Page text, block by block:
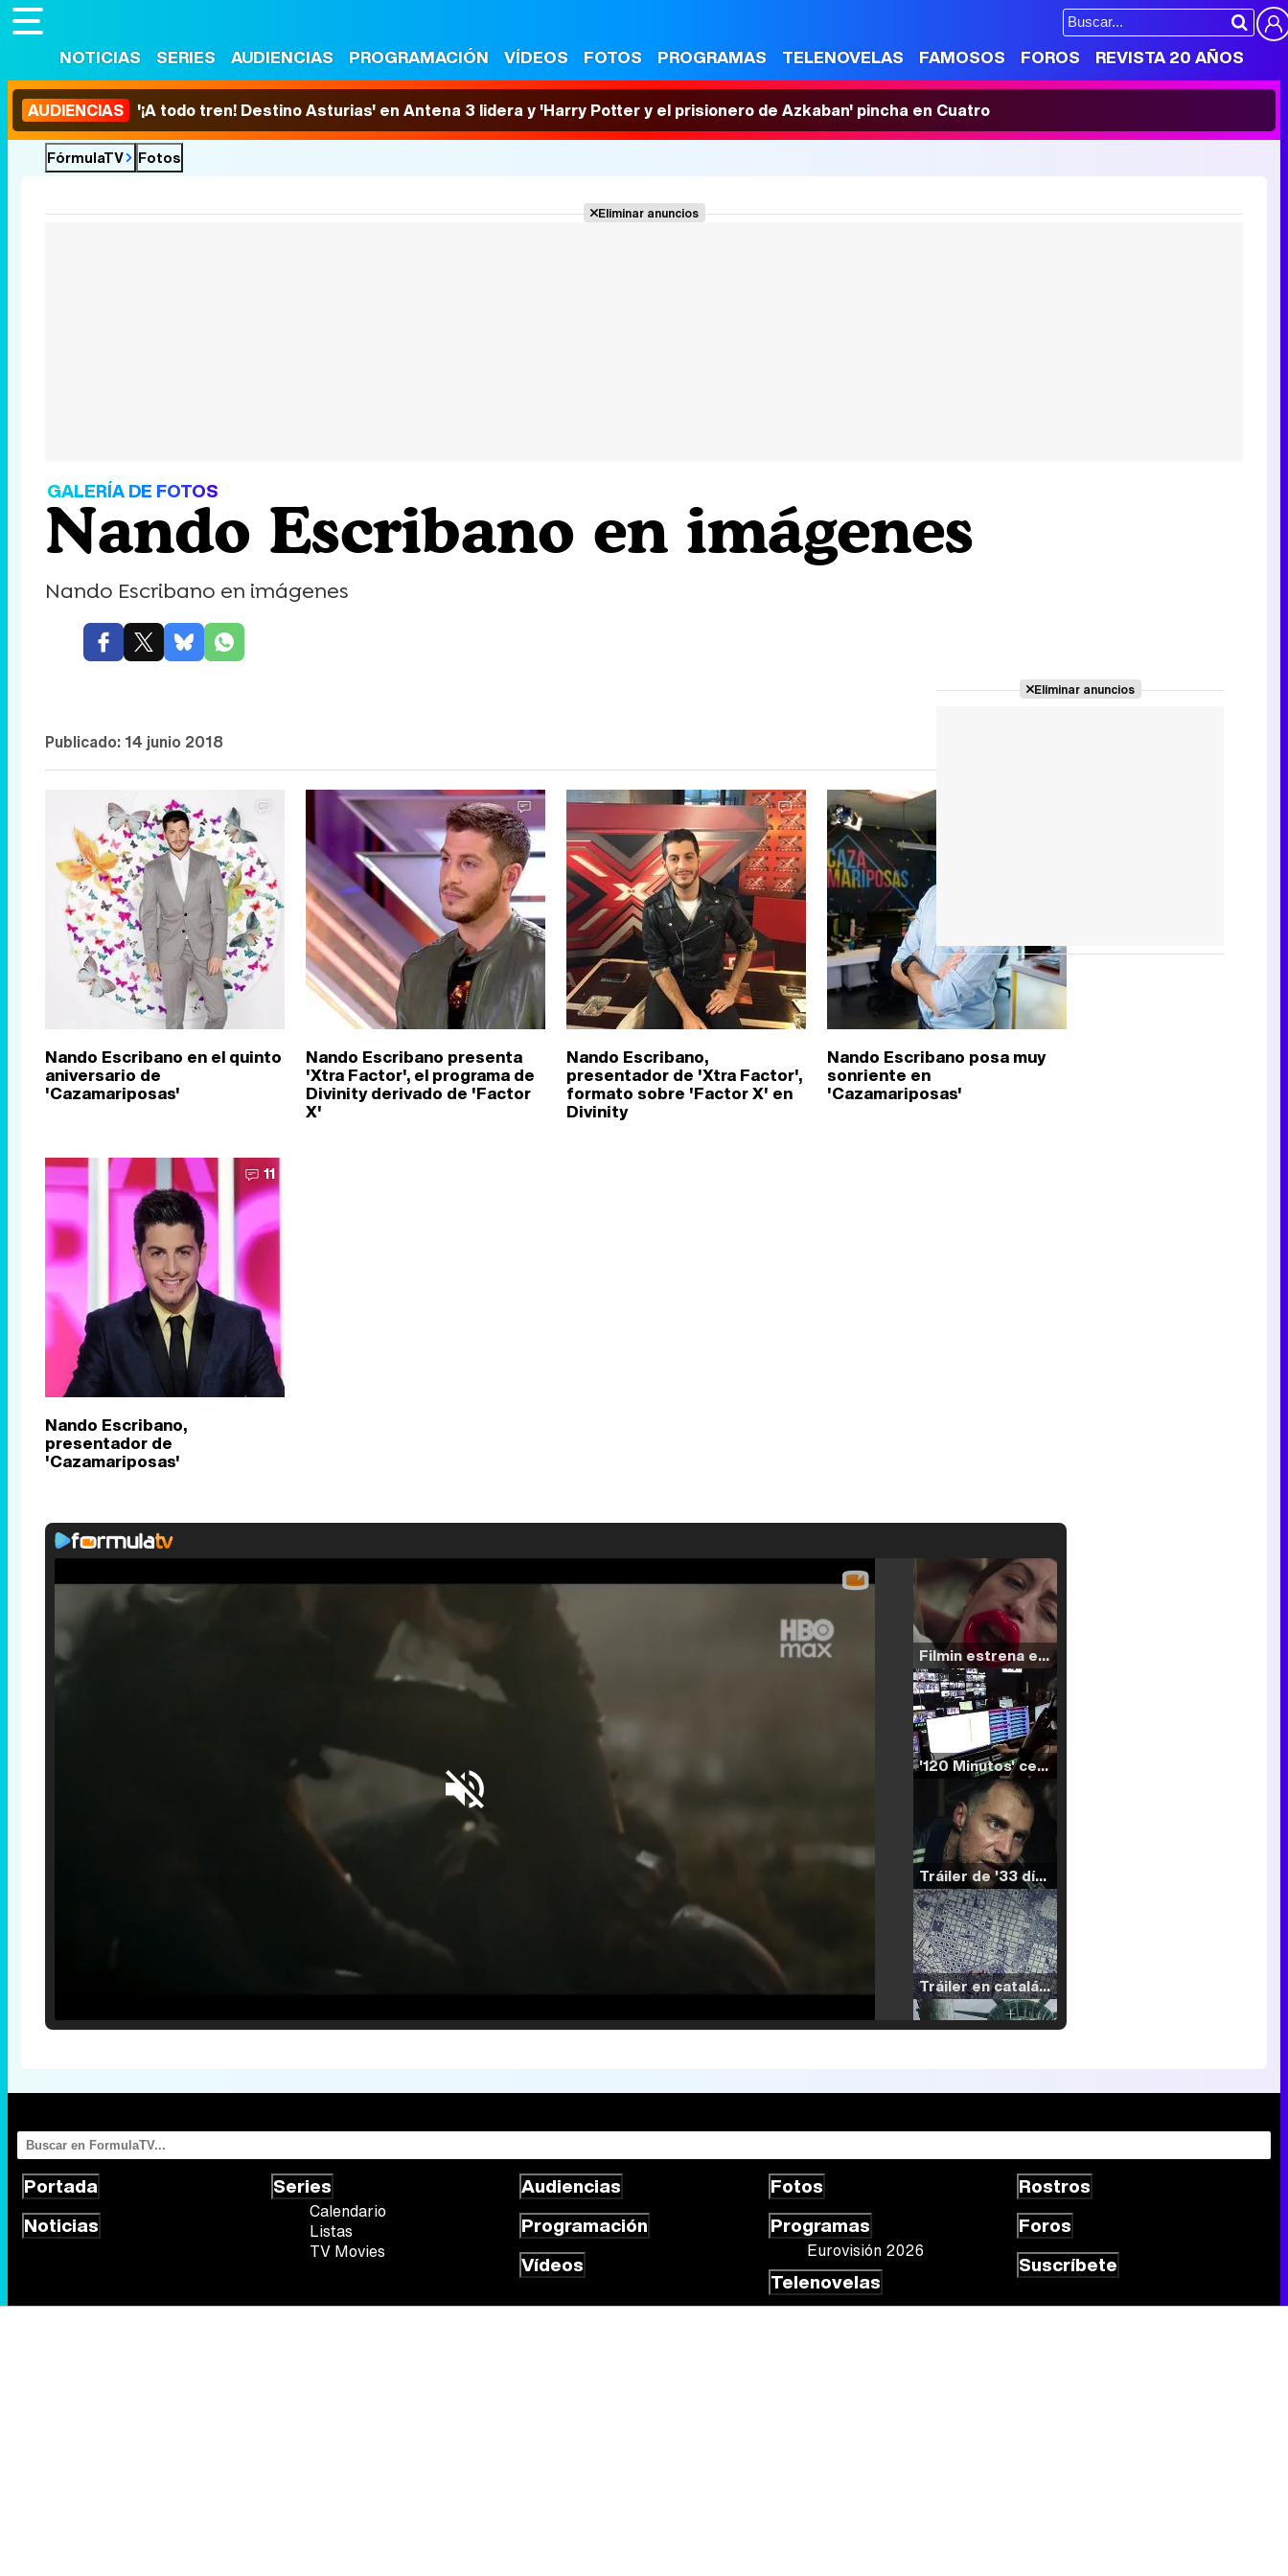
NOTICIAS SERIES AUDIENCIAS PROGRAMACIÓN VÍDEOS FOTOS PROGRAMAS TELENOVELAS FAMOSOS FOROS REVISTA 20 AÑOS
AUDIENCIAS '¡A todo tren! Destino Asturias' en Antena 3 lidera y 'Harry Potter y el prisionero de Azkaban' pincha en Cuatro
FórmulaTV Fotos
Eliminar anuncios
GALERÍA DE FOTOS
Nando Escribano en imágenes
Nando Escribano en imágenes
Publicado: 14 junio 2018
Nando Escribano en el quinto
aniversario de
'Cazamariposas'
Nando Escribano presenta
'Xtra Factor', el programa de
Divinity derivado de 'Factor
X'
Nando Escribano,
presentador de 'Xtra Factor',
formato sobre 'Factor X' en
Divinity
Nando Escribano posa muy
sonriente en
'Cazamariposas'
11
Nando Escribano,
presentador de
'Cazamariposas'
Filmin estrena el tráiler de 'Millennial Mal', su nueva comedia universitaria de la mano de Lorena Iglesias
'120 Minutos' celebra sus 2.000 programas en Telemadrid con un vídeo del día a día en la redacción
Tráiler de '33 días', la nueva serie de Atresplayer con Julián Villagrán y José Manuel Poga
Tráiler en catalán de 'Ravalear', la nueva serie de HBO Max sobre los fondos buitre
Tráiler de la tercera temporada de 'The Walking Dead: Dead City' de AMC+
Canción ganadora de Eurovisión 2026: DARA con "Bangaranga" por Bulgaria
Eliminar anuncios
Portada
Noticias
Series
Calendario
Listas
TV Movies
Audiencias
Programación
Vídeos
Fotos
Programas
Eurovisión 2026
Telenovelas
Rostros
Foros
Suscríbete